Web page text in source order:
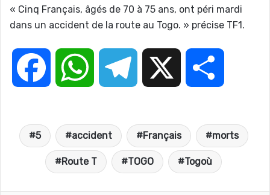
« Cinq Français, âgés de 70 à 75 ans, ont péri mardi
dans un accident de la route au Togo. » précise TF1.
a l r
5 accident Français morts
Route T TOGO Togoù